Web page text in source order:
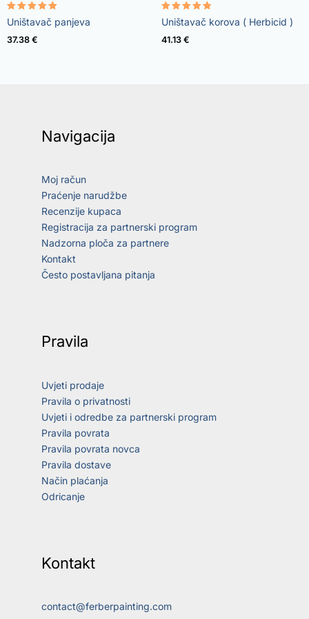
Rated
5.00
out of 5
Uništavač panjeva
37.38 €
Rated
4.73
out of 5
Uništavač korova ( Herbicid )
41.13 €
Navigacija
Moj račun
Praćenje narudžbe
Recenzije kupaca
Registracija za partnerski program
Nadzorna ploča za partnere
Kontakt
Često postavljana pitanja
Pravila
Uvjeti prodaje
Pravila o privatnosti
Uvjeti i odredbe za partnerski program
Pravila povrata
Pravila povrata novca
Pravila dostave
Način plaćanja
Odricanje
Kontakt
contact@ferberpainting.com